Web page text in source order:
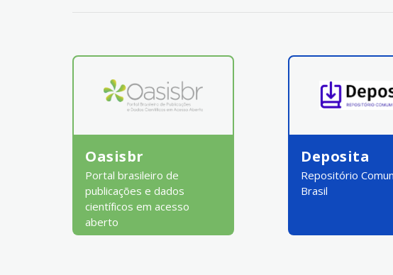
Oasisbr
Portal brasileiro de
publicações e dados
científicos em acesso
aberto
Deposita
Repositório
Brasil